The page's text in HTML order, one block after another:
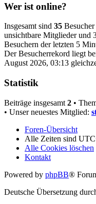
Wer ist online?
Insgesamt sind 35
unsichtbare Mitglieder und
Besuchern der letzten 5
Der Besucherrekord liegt
August 2026, 03:13
Statistik
Beiträge insgesamt 2 •
• Unser neuestes Mitglied:
Foren-Übersicht
Alle Zeiten sind
Alle Cookies löschen
Kontakt
Powered by phpBB®
Deutsche Übersetzung